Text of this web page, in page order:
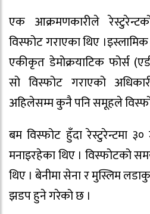
एक आक्रमणकारीले रेस्टुरेन्टको
विस्फोट गराएका थिए
एकीकृत डेमोक्रयाटिक फोर्स
सो विस्फोट गराएको
अहिलेसम्म कुनै पनि समूहले
बम विस्फोट हुँदा रेस्टुरेन्टमा
मनाइरहेका थिए । विस्फोटको
थिए । बेनीमा सेना र मुस्लिम
झडप हुने गरेको छ ।